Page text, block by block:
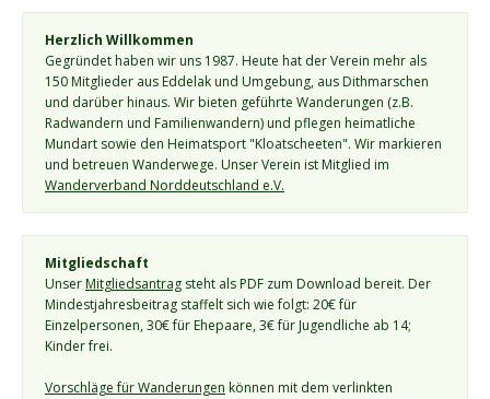
Herzlich Willkommen
Gegründet haben wir uns 1987. Heute hat der Verein mehr als
150 Mitglieder aus Eddelak und Umgebung, aus Dithmarschen
und darüber hinaus. Wir bieten geführte Wanderungen (z.B.
Radwandern und Familienwandern) und pflegen heimatliche
Mundart sowie den Heimatsport "Kloatscheeten". Wir markieren
Wanderverband Norddeutschland e.V.
Mitgliedschaft
Unser Mitgliedsantrag steht als PDF zum Download bereit. Der
Mindestjahresbeitrag staffelt sich wie folgt: 20€ für
Einzelpersonen, 30€ für Ehepaare, 3€ für Jugendliche ab 14;
Kinder frei.
Vorschläge für Wanderungen können mit dem verlinkten